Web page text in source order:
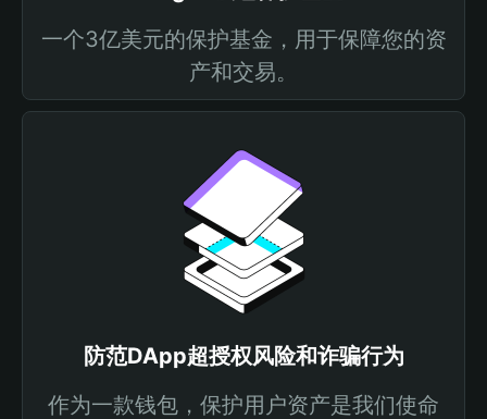
一个3亿美元的保护基金，用于保障您的资
产和交易。
防范DApp超授权风险和诈骗行为
作为一款钱包，保护用户资产是我们使命